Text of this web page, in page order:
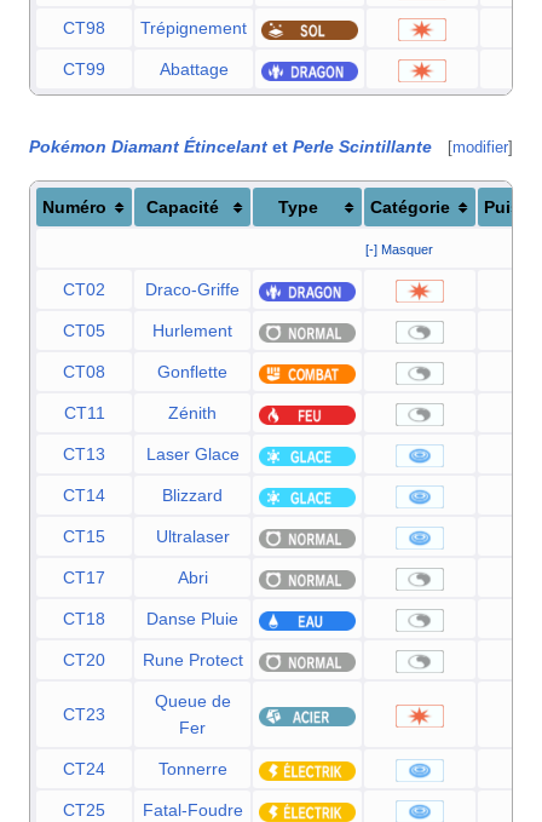
CT98 Trépignement
CT99 Abattage
Pokémon Diamant Étincelant et Perle Scintillante [modifier]
Numéro Capacité Type Catégorie
[-] Masquer
CT02 Draco-Griffe
CT05 Hurlement
CT08 Gonflette
CT11 Zénith
CT13 Laser Glace
CT14 Blizzard
CT15 Ultralaser
CT17 Abri
CT18 Danse Pluie
CT20 Rune Protect
CT23
Queue de
Fer
CT24 Tonnerre
CT25 Fatal-Foudre